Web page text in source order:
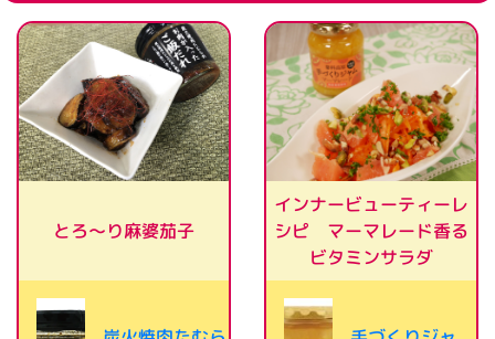
とろ～り麻婆茄子
インナービューティーレ
シピ マーマレード香る
ビタミンサラダ